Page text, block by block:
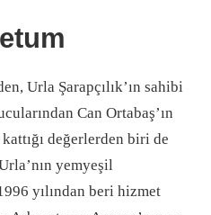
Urla Şarapçılık’ın sahibi
Can Ortabaş’ın
değerlerden biri de
yemyeşil
yılından beri hizmet